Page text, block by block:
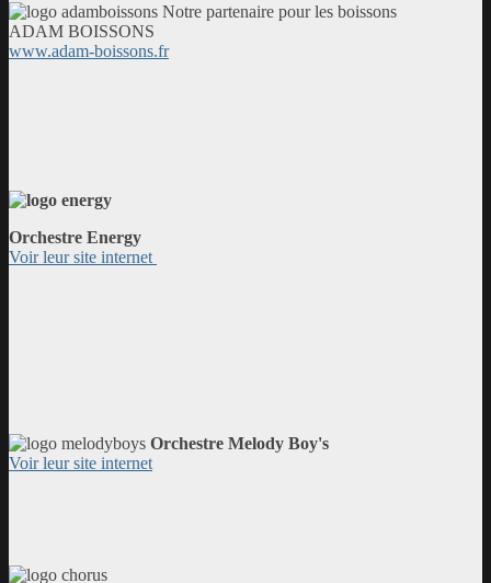
Notre partenaire pour les boissons
ADAM BOISSONS
www.adam-boissons.fr
Orchestre Energy
Voir leur site internet
Orchestre Melody Boy's
Voir leur site internet